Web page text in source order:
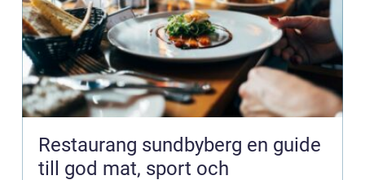
Restaurang sundbyberg en guide
till god mat, sport och